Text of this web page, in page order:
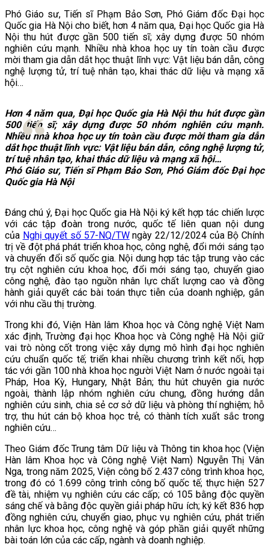
Phó Giáo sư, Tiến sĩ Phạm Bảo Sơn, Phó Giám đốc Đại học
Quốc gia Hà Nội cho biết, hơn 4 năm qua, Đại học Quốc gia Hà
Nội thu hút được gần 500 tiến sĩ; xây dựng được 50 nhóm
nghiên cứu mạnh. Nhiều nhà khoa học uy tín toàn cầu được
mời tham gia dẫn dắt học thuật lĩnh vực: Vật liệu bán dẫn, công
nghệ lượng tử, trí tuệ nhân tạo, khai thác dữ liệu và mạng xã
hội…
Hơn 4 năm qua, Đại học Quốc gia Hà Nội thu hút được gần
500 tiến sĩ; xây dựng được 50 nhóm nghiên cứu mạnh.
Nhiều nhà khoa học uy tín toàn cầu được mời tham gia dẫn
dắt học thuật lĩnh vực: Vật liệu bán dẫn, công nghệ lượng tử,
trí tuệ nhân tạo, khai thác dữ liệu và mạng xã hội…
Phó Giáo sư, Tiến sĩ Phạm Bảo Sơn, Phó Giám đốc Đại học
Quốc gia Hà Nội
Đáng chú ý, Đại học Quốc gia Hà Nội ký kết hợp tác chiến lược
với các tập đoàn trong nước, quốc tế liên quan nội dung
của Nghị quyết số 57-NQ/TW ngày 22/12/2024 của Bộ Chính
trị về đột phá phát triển khoa học, công nghệ, đổi mới sáng tạo
và chuyển đổi số quốc gia. Nội dung hợp tác tập trung vào các
trụ cột nghiên cứu khoa học, đổi mới sáng tạo, chuyển giao
công nghệ, đào tạo nguồn nhân lực chất lượng cao và đồng
hành giải quyết các bài toán thực tiễn của doanh nghiệp, gắn
với nhu cầu thị trường.
Trong khi đó, Viện Hàn lâm Khoa học và Công nghệ Việt Nam
xác định, Trường đại học Khoa học và Công nghệ Hà Nội giữ
vai trò nòng cốt trong việc xây dựng mô hình đại học nghiên
cứu chuẩn quốc tế; triển khai nhiều chương trình kết nối, hợp
tác với gần 100 nhà khoa học người Việt Nam ở nước ngoài tại
Pháp, Hoa Kỳ, Hungary, Nhật Bản; thu hút chuyên gia nước
ngoài, thành lập nhóm nghiên cứu chung, đồng hướng dẫn
nghiên cứu sinh, chia sẻ cơ sở dữ liệu và phòng thí nghiệm; hỗ
trợ, thu hút cán bộ khoa học trẻ, có thành tích xuất sắc trong
nghiên cứu…
Theo Giám đốc Trung tâm Dữ liệu và Thông tin khoa học (Viện
Hàn lâm Khoa học và Công nghệ Việt Nam) Nguyễn Thị Vân
Nga, trong năm 2025, Viện công bố 2.437 công trình khoa học,
trong đó có 1.699 công trình công bố quốc tế; thực hiện 527
đề tài, nhiệm vụ nghiên cứu các cấp; có 105 bằng độc quyền
sáng chế và bằng độc quyền giải pháp hữu ích; ký kết 836 hợp
đồng nghiên cứu, chuyển giao, phục vụ nghiên cứu, phát triển
nhân lực khoa học, công nghệ và góp phần giải quyết những
bài toán lớn của các cấp, ngành và doanh nghiệp.